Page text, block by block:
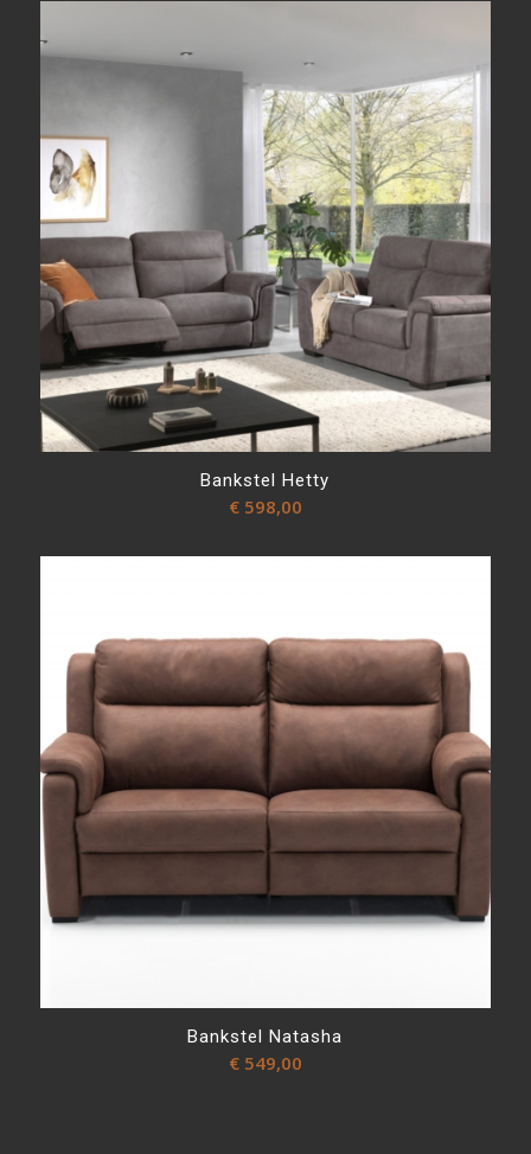
Bankstel Hetty
€598,00
Bankstel Natasha
€549,00